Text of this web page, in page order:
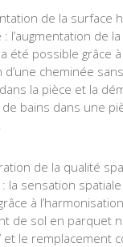
de la surface
l’augmentation de
été possible grâce à
d’une cheminée
la pièce et la
de bains dans une
de la qualité
la sensation
à
de sol en parquet
et le remplacement